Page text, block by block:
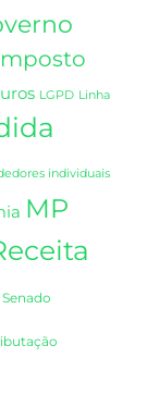
LGPD Linha
individuais
MP
Senado